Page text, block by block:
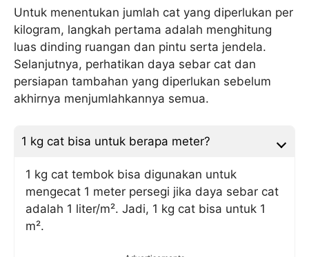
Untuk menentukan jumlah cat yang diperlukan per
kilogram, langkah pertama adalah menghitung
luas dinding ruangan dan pintu serta jendela.
Selanjutnya, perhatikan daya sebar cat dan
persiapan tambahan yang diperlukan sebelum
akhirnya menjumlahkannya semua.
1 kg cat bisa untuk berapa meter?
1 kg cat tembok bisa digunakan untuk
mengecat 1 meter persegi jika daya sebar cat
adalah 1 liter/m². Jadi, 1 kg cat bisa untuk 1
m².